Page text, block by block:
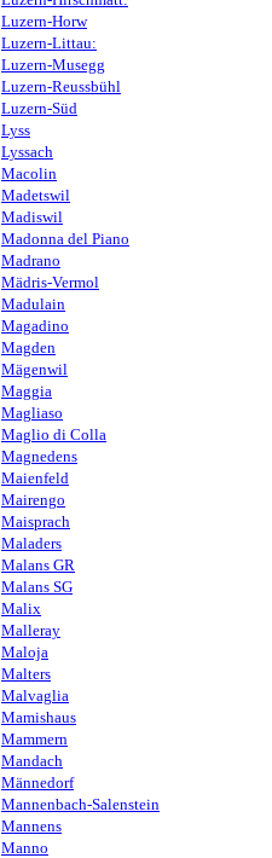
Luzern-Horw
Luzern-Littau:
Luzern-Musegg
Luzern-Reussbühl
Luzern-Süd
Lyss
Lyssach
Macolin
Madetswil
Madiswil
Madonna del Piano
Madrano
Mädris-Vermol
Madulain
Magadino
Magden
Mägenwil
Maggia
Magliaso
Maglio di Colla
Magnedens
Maienfeld
Mairengo
Maisprach
Maladers
Malans GR
Malans SG
Malix
Malleray
Maloja
Malters
Malvaglia
Mamishaus
Mammern
Mandach
Männedorf
Mannenbach-Salenstein
Mannens
Manno